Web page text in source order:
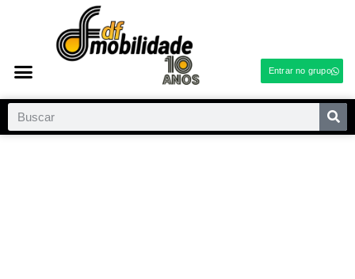
Entrar no grupo